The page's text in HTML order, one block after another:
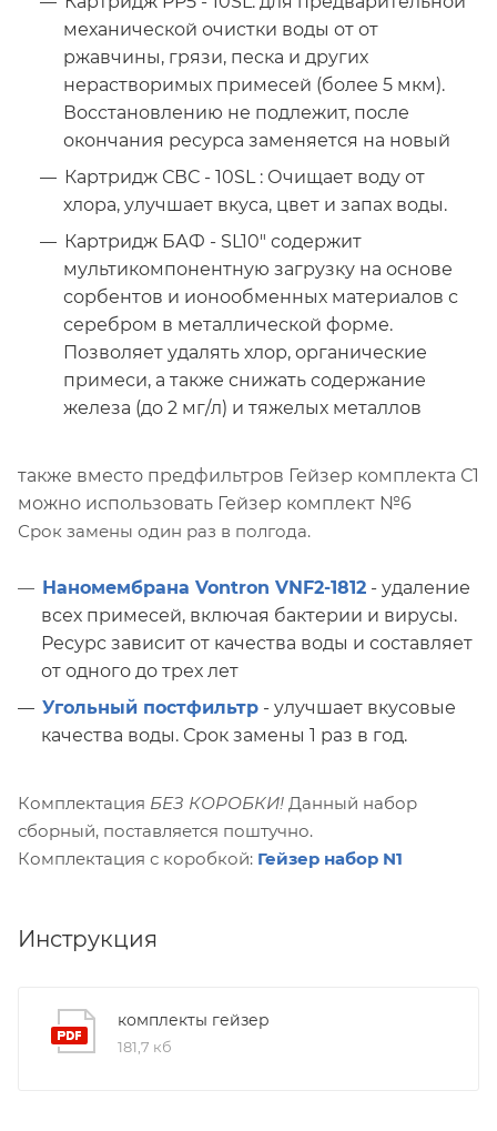
механической очистки воды от от
ржавчины, грязи, песка и других
нерастворимых примесей (более 5 мкм).
Восстановлению не подлежит, после
окончания ресурса заменяется на новый
Картридж СВС - 10SL : Очищает воду от
хлора, улучшает вкуса, цвет и запах воды.
Картридж БАФ - SL10" содержит
мультикомпонентную загрузку на основе
сорбентов и ионообменных материалов с
серебром в металлической форме.
Позволяет удалять хлор, органические
примеси, а также снижать содержание
железа (до 2 мг/л) и тяжелых металлов
также вместо предфильтров Гейзер комплекта С1
можно использовать Гейзер комплект №6
Срок замены один раз в полгода.
Наномембрана Vontron VNF2-1812 - удаление
всех примесей, включая бактерии и вирусы.
Ресурс зависит от качества воды и составляет
от одного до трех лет
Угольный постфильтр - улучшает вкусовые
качества воды. Срок замены 1 раз в год.
Комплектация БЕЗ КОРОБКИ! Данный набор
сборный, поставляется поштучно.
Комплектация с коробкой: Гейзер набор N1
Инструкция
комплекты гейзер
181,7 кб